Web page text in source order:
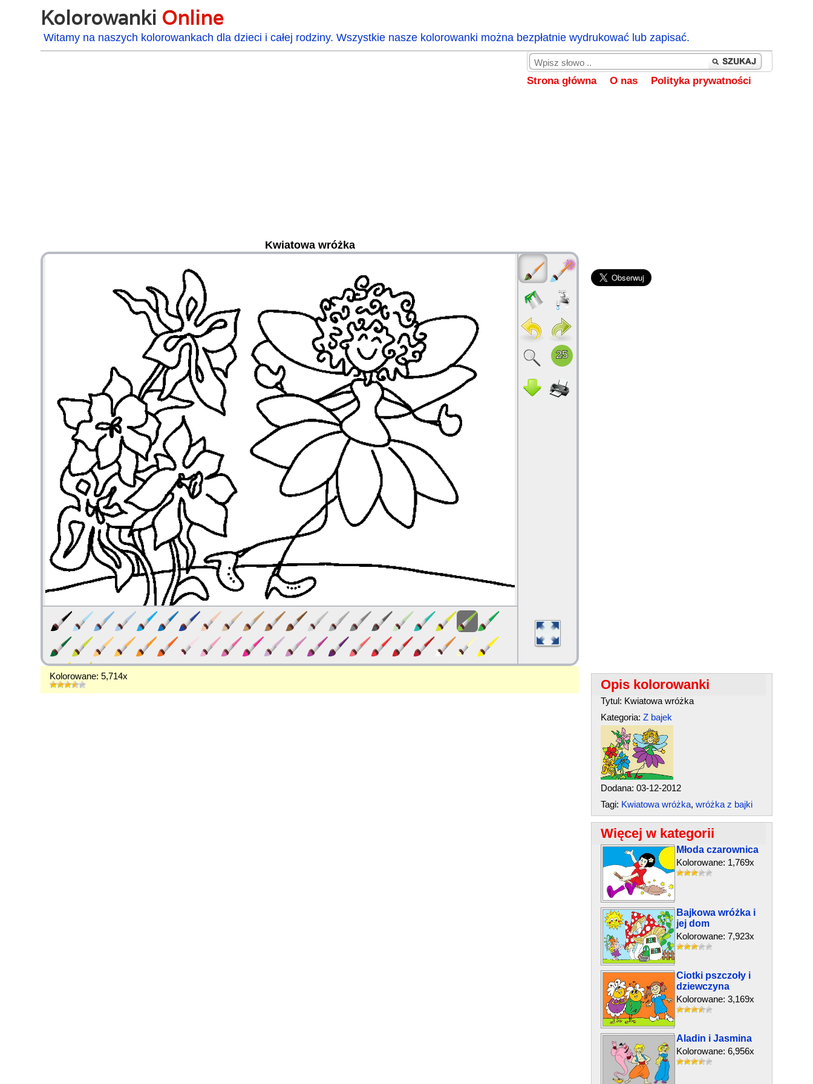
Kolorowanki Online
Witamy na naszych kolorowankach dla dzieci i całej rodziny. Wszystkie nasze kolorowanki można bezpłatnie wydrukować lub zapisać.
Strona główna O nas Polityka prywatności
Kwiatowa wróżka
Kolorowane: 5,714x
Opis kolorowanki
Tytul: Kwiatowa wróżka
Kategoria: Z bajek
Dodana: 03-12-2012
Tagi: Kwiatowa wróżka, wróżka z bajki
Więcej w kategorii
Młoda czarownica
Kolorowane: 1,769x
Bajkowa wróżka i
jej dom
Kolorowane: 7,923x
Ciotki pszczoły i
dziewczyna
Kolorowane: 3,169x
Aladin i Jasmina
Kolorowane: 6,956x